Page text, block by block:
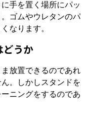
手を置く場所にパッ
ゴムやウレタンのパ
なります。
どうか
放置できるのであれ
。しかしスタンドを
ニングをするのであ